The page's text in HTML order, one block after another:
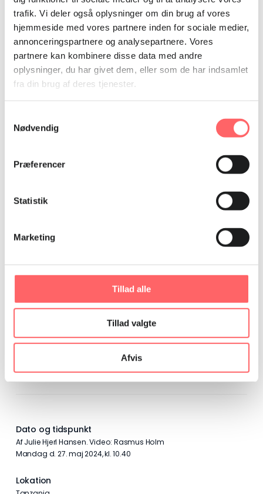
trafik. Vi deler også oplysninger om din brug af vores
hjemmeside med vores partnere inden for sociale medier,
annonceringspartnere og analysepartnere. Vores
partnere kan kombinere disse data med andre
oplysninger, du har givet dem, eller som de har indsamlet
fra din brug af deres tjenester.
Nødvendig
Præferencer
Statistik
Marketing
Tillad alle
Tillad valgte
Afvis
fået et ordentligt arbejde som kvalitetstekniker. Foto: Rasmus Holm
uddannelse
relevant faglig uddannelse via samarbejdet.
hos El Sewedy, der bl.a. producerer kabler og
generatorer.
”Jeg håber, jeg kan inspirere andre til at tage en
erhvervsuddannelse og skabe en bedre fremtid for
dem selv og deres familie,” siger han.
Dato og tidspunkt
Af Julie Hjerl Hansen. Video: Rasmus Holm
mandag d. 27. maj 2024, kl. 10.40
Lokation